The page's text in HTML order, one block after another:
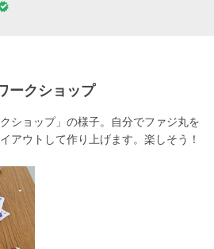
ークショップ
ショップ」の様子。自分でファジ丸を
アウトして作り上げます。楽しそう！